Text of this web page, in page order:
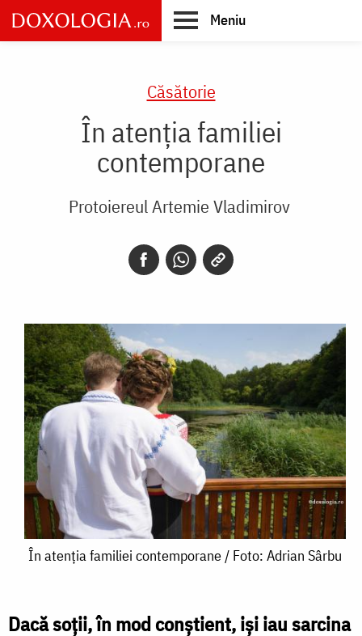
Skip
to
main
Meniu
Căsătorie
În atenția familiei
contemporane
Protoiereul Artemie Vladimirov
În
În atenția familiei contemporane / Foto: Adrian Sârbu
Dacă soții, în mod conștient, iși iau sarcina